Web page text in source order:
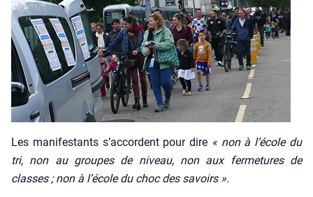
Les mani­fes­tants s’accordent pour dire « non à l’école du
tri, non au groupes de niveau, non aux fer­me­tures de
classes ; non à l’école du choc des savoirs ».